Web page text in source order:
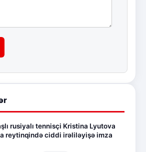
rusiyalı tennisçi Kristina Lyutova
reytinqində ciddi irəliləyişə imza